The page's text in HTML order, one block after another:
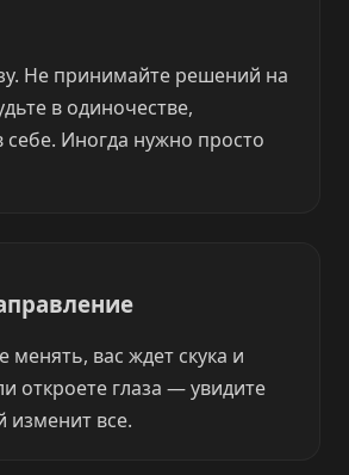
Не принимайте решений на
в одиночестве,
себе. Иногда нужно просто
менять, вас ждет скука и
откроете глаза — увидите
изменит все.